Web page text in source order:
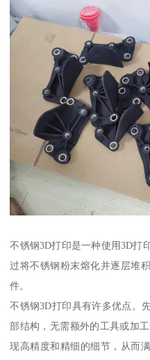
不锈钢3D打印是一种使用3D打
过将不锈钢粉末熔化并逐层堆
件。
不锈钢3D打印具有许多优点。
部结构，无需额外的工具或加
现高精度和精细的细节，从而